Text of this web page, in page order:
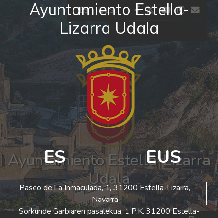
Ayuntamiento Estella-
Lizarra Udala
ES EUS
Paseo de La Inmaculada, 1, 31200 Estella-Lizarra,
Navarra
Sorkunde Garbiaren pasalekua, 1 P.K. 31200 Estella-
Ir al contenido ES EUS facebook
twitter
youtube
El tiempo - Tutiempo.net
Ayuntamiento Estella-Lizarra
Udala